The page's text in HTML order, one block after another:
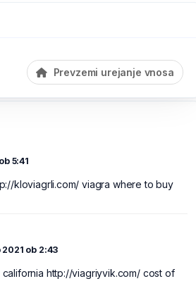
Prevzemi urejanje vnosa
5:41
kloviagrli.com/ viagra where to buy
2021 ob 2:43
http://viagriyvik.com/ cost of